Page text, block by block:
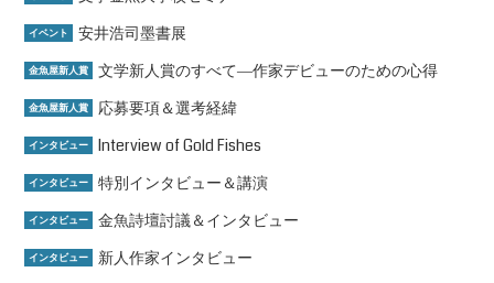
イベント 安井浩司墨書展
金魚屋新人賞 文学新人賞のすべて―作家デビューのための心得
金魚屋新人賞 応募要項＆選考経緯
インタビュー Interview of Gold Fishes
インタビュー 特別インタビュー＆講演
インタビュー 金魚詩壇討議＆インタビュー
インタビュー 新人作家インタビュー